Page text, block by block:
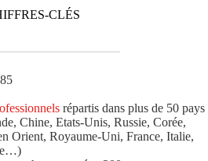
CLÉS
répartis dans plus de 50 pays
Chine, Etats-Unis, Russie, Corée,
Orient, Royaume-Uni, France, Italie,